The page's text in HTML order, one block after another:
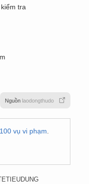
tra
Nguồn laodongthudo
vụ vi phạm